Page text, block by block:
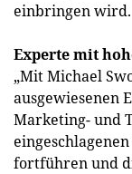
einbringen wird.
Experte mit
„Mit Michael
ausgewiesenen
Marketing- und
fortführen und